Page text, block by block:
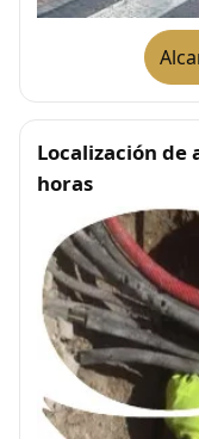
Localización de
horas